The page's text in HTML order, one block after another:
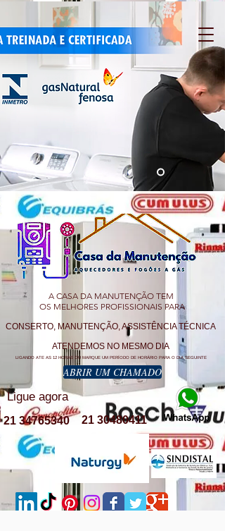
A CASA DA MANUTENÇÃO TEM
OS MELHORES PROFISSIONAIS PARA
CONSERTO, MANUTENÇÃO, ASSISTÊNCIA TÉCNICA
ATENDEMOS NO MESMO DIA
LIGANDO ATE AS 12 HORAS OU MARQUE UM PERÍODO DE HORÁRIO PARA O DIA SEGUINTE
ABRIR UM CHAMADO
Ligue agora
21 30480411
21 34765340